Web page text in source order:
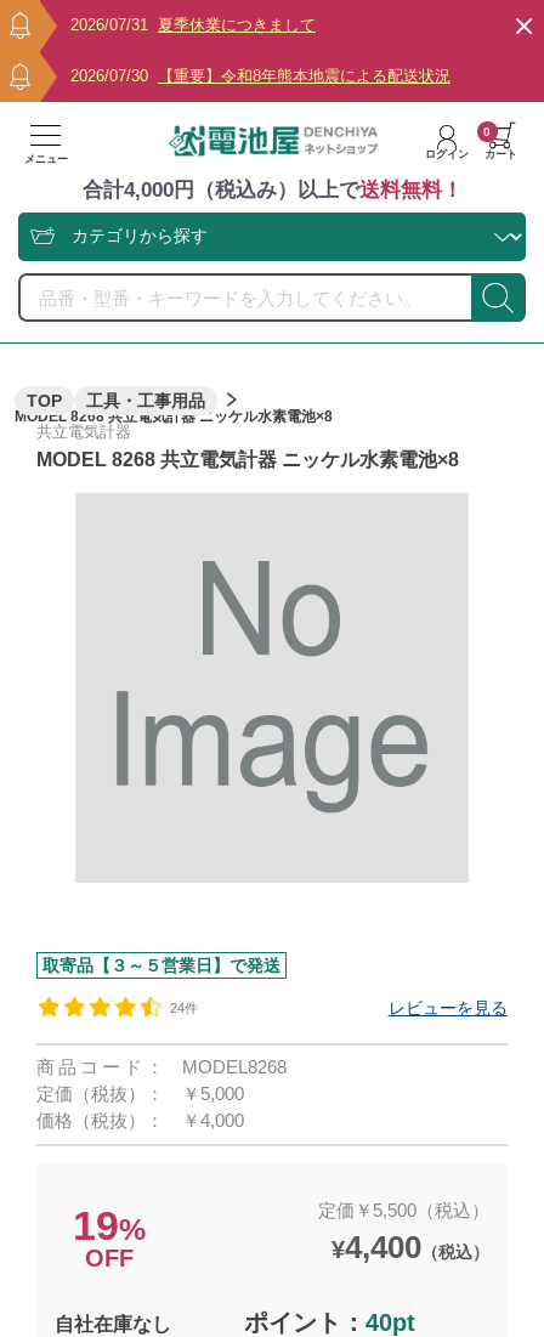
2026/07/31 夏季休業につきまして
2026/07/30 【重要】令和8年熊本地震による配送状況
メニュー ログイン カート
0
合計4,000円（税込み）以上で送料無料！
TOP 工具・工事用品
MODEL 8268 共立電気計器 ニッケル水素電池×8
共立電気計器
MODEL 8268 共立電気計器 ニッケル水素電池×8
取寄品【３～５営業日】で発送
24件 レビューを見る
商品コード：
MODEL8268
定価（税抜）：
￥5,000
価格（税抜）：
￥4,000
19%
OFF
定価￥5,500（税込）
¥4,400（税込）
自社在庫なし ポイント：40pt